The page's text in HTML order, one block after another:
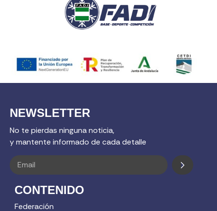
NEWSLETTER
No te pierdas ninguna noticia,
y mantente informado de cada detalle
CONTENIDO
Federación